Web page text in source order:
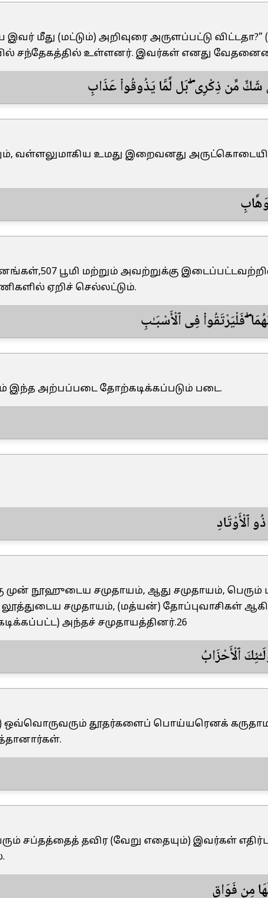
இவர் மீது (மட்டும்) அறிவுரை அருளப்பட்டு
சந்தேகத்தில் உள்ளனர். இவர்கள் எனது
شَكٍّ مِّن ذِكْرِى ۖ بَل لَّمَّا يَذُوقُوا۟ عَذَابِ
வள்ளலுமாகிய உமது இறைவனது
பூமி மற்றும் அவற்றுக்கு
ஏறிச் செல்லட்டும்.
فَلْيَرْتَقُوا۟ فِى ٱلْأَسْبَـٰبِ
இந்த அற்பப்படை தோற்கடிக்கப்படும் படை.
ٱلْأَوْتَادِ
முன் நூஹுடைய சமுதாயம், ஆது சமுதாயம்,
லூத்துடைய சமுதாயம், (மத்யன்) தோப்புவாசிகள்
அந்தச் சமுதாயத்தினர்.26
ٱلْأَحْزَابُ
ஒவ்வொருவரும் தூதர்களைப் பொய்யரெனக்
சப்தத்தைத் தவிர (வேறு எதையும்) இவர்கள்
مِن فَوَاقٍ